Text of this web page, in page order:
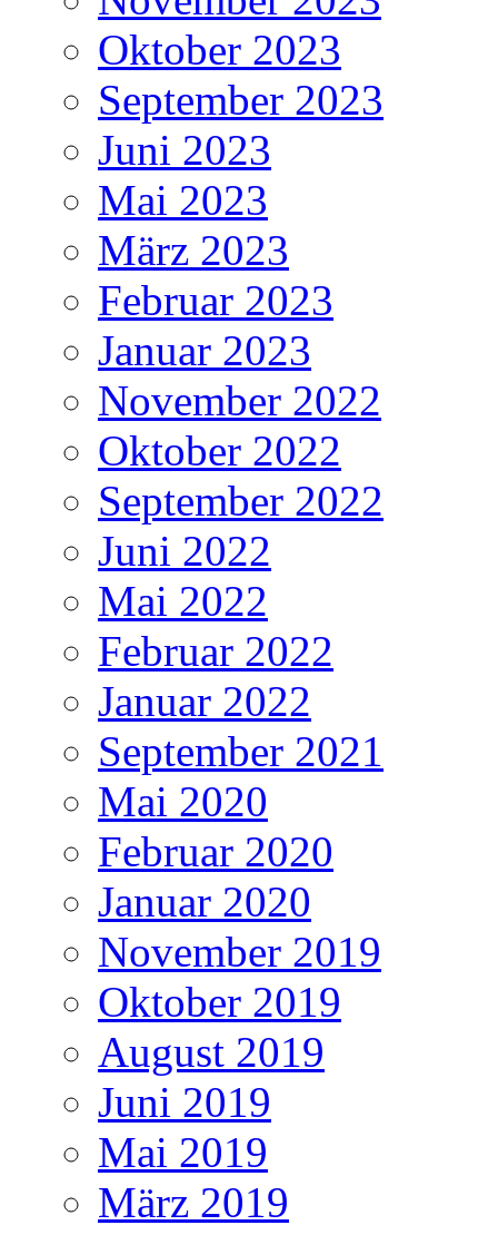
Oktober 2023
September 2023
Juni 2023
Mai 2023
März 2023
Februar 2023
Januar 2023
November 2022
Oktober 2022
September 2022
Juni 2022
Mai 2022
Februar 2022
Januar 2022
September 2021
Mai 2020
Februar 2020
Januar 2020
November 2019
Oktober 2019
August 2019
Juni 2019
Mai 2019
März 2019